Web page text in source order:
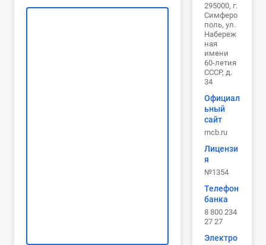
295000, г.
Симферо
поль, ул.
Набереж
ная
имени
60-летия
СССР, д.
34
Официал
ьный
сайт
rncb.ru
Лицензи
я
№1354
Телефон
банка
8 800 234
27 27
Электро